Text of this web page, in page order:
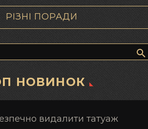
РІЗНІ ПОРАДИ
НОВИНОК
видалити татуаж